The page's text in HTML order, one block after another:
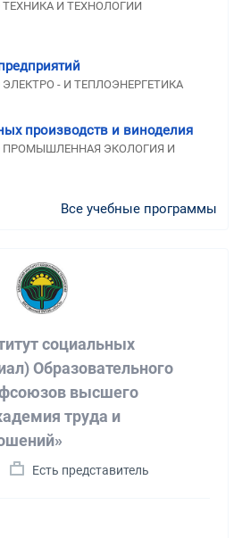
ТЕХНИКА И ТЕХНОЛОГИИ
ЭЛЕКТРО - И ТЕПЛОЭНЕРГЕТИКА
производств и виноделия
ПРОМЫШЛЕННАЯ ЭКОЛОГИЯ И
Все учебные программы
социальных
Образовательного
высшего
труда и
Есть представитель